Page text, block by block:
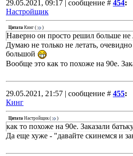
29.05.2021, 09:17 | сообщение # 454:
Настройщик
Цитата Кинг ( )
Наверно он просто решил больше не
Думаю не только не летать,
большой
Вообще это как то похоже на 90е.
29.05.2021, 21:57 | сообщение # 455:
Кинг
Цитата Настройщик( )
как то похоже на 90е. Заказали
Да еще хуже - "давайте скинемся и